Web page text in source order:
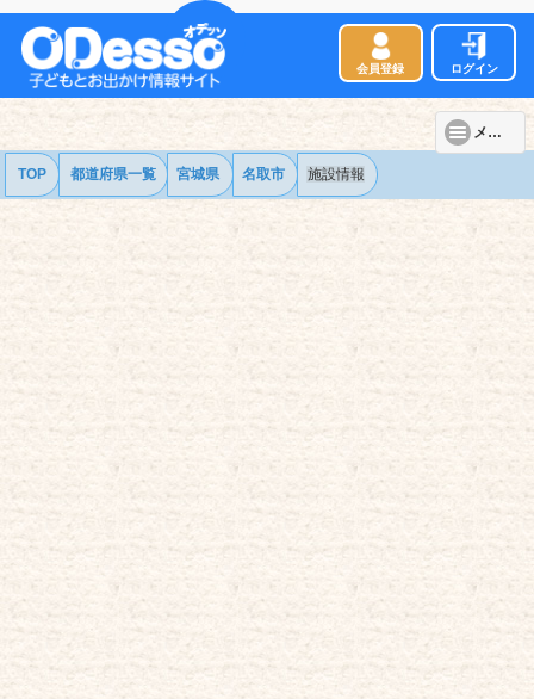
会員登録 ログイン
メニュー
TOP 都道府県一覧 宮城県 名取市 施設情報